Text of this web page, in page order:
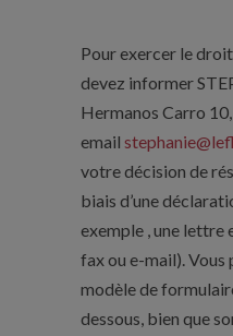
Pour exercer le
devez informer
Hermanos Carro
email
votre décision de
biais d’une
exemple , une lettre
fax ou e-mail).
modèle de
dessous, bien que